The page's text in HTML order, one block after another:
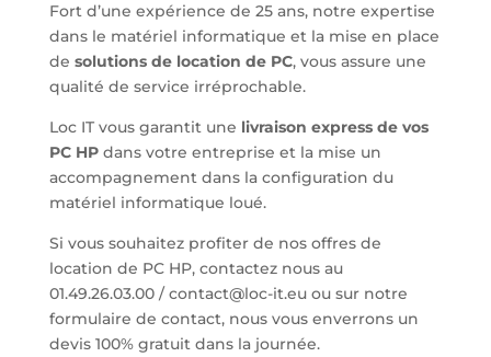
Fort d’une expérience de 25 ans, notre expertise
dans le matériel informatique et la mise en place
de solutions de location de PC, vous assure une
qualité de service irréprochable.
Loc IT vous garantit une livraison express de vos
PC HPdans votre entreprise et la mise un
accompagnement dans la configuration du
matériel informatique loué.
Si vous souhaitez profiter de nos offres de
location de PC HP, contactez nous au
01.49.26.03.00 / contact@loc-it.eu ou sur notre
formulaire de contact, nous vous enverrons un
devis 100% gratuit dans la journée.